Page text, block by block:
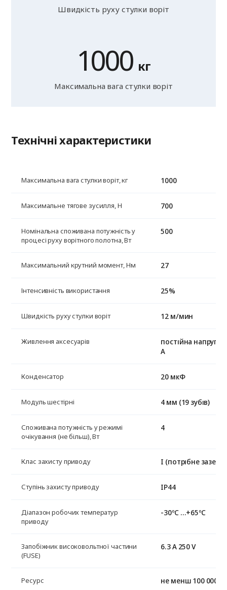
Швидкість руху стулки воріт
1000 кг
Максимальна вага стулки воріт
Технічні характеристики
Максимальна вага стулки воріт, кг 1000
Максимальне тягове зусилля, Н 700
Номінальна споживана потужність у
процесі руху ворітного полотна, Вт
500
Максимальний крутний момент, Нм 27
Інтенсивність використання 25%
Швидкість руху стулки воріт 12 м/мин
Живлення аксесуарів
постійна напруга
А
Конденсатор 20 мкФ
Модуль шестірні 4 мм (19 зубів)
Споживана потужність у режимі
очікування (не більш), Вт
4
Клас захисту приводу I (потрібне
Ступінь захисту приводу IP44
Діапазон робочих температур
приводу
-30ºС …+65ºС
Запобіжник високовольтної частини
(FUSE)
6.3 A 250 V
Ресурс не менш 100 000